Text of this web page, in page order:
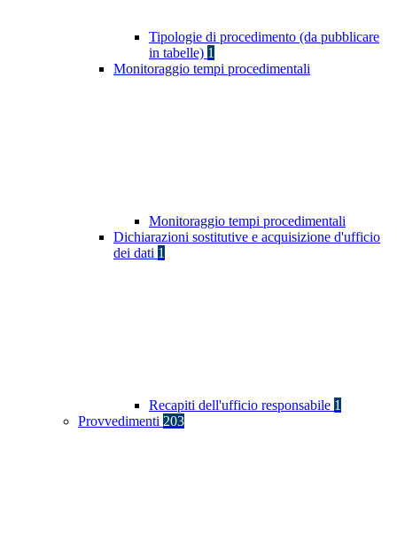
Tipologie di procedimento (da pubblicare
in tabelle) 1
Monitoraggio tempi procedimentali
Monitoraggio tempi procedimentali
Dichiarazioni sostitutive e acquisizione d'ufficio
dei dati 1
Recapiti dell'ufficio responsabile 1
Provvedimenti 203